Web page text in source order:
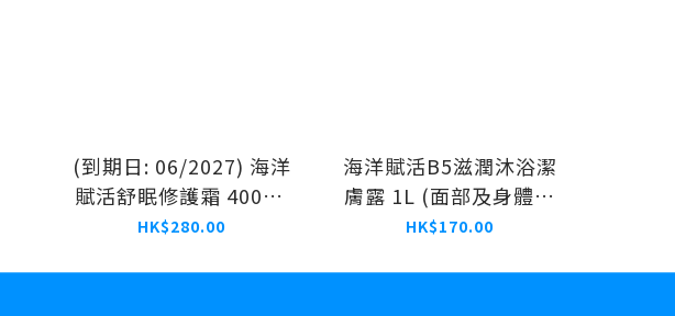
(到期日: 06/2027) 海洋
賦活舒眠修護霜 400ml
(面部及身體適用)
HK$280.00
海洋賦活B5滋潤沐浴潔
膚露 1L (面部及身體適
用)
HK$170.00